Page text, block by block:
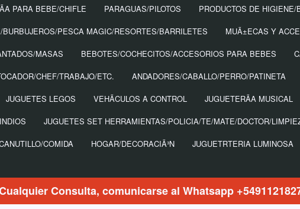
PARA BEBE/CHIFLE PARAGUAS/PILOTOS
PRODUCTOS DE
BURBUJEROS/PESCA MAGIC/RESORTES/BARRILETES
MUÃ±ECAS Y
MASAS
BEBOTES/COCHECITOS/ACCESORIOS PARA BEBES
CHEF/TRABAJO/ETC.
ANDADORES/CABALLO/PERRO/PATINETA
JUGUETES LEGOS VEHÃ­CULOS A CONTROL
JUGUETERÃ­A MUSICAL
JUGUETES SET HERRAMIENTAS/POLICIA/TE/MATE/DOCTOR/
COMIDA
HOGAR/DECORACIÃ³N JUGUETRTERIA LUMINOSA
Consulta, comunicarse al Whatsapp